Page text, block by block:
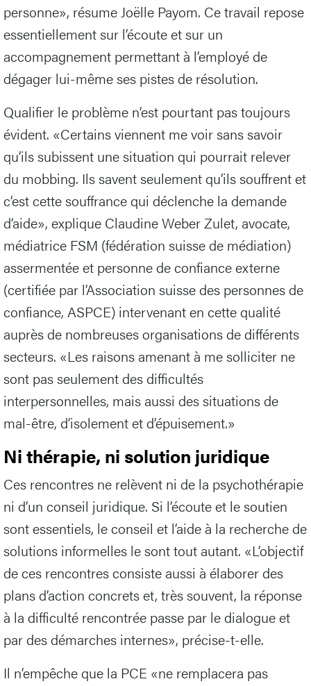
personne», résume Joëlle Payom. Ce travail repose
essentiellement sur l’écoute et sur un
accompagnement permettant à l’employé de
dégager lui-même ses pistes de résolution.
Qualifier le problème n’est pourtant pas toujours
évident. «Certains viennent me voir sans savoir
qu’ils subissent une situation qui pourrait relever
du mobbing. Ils savent seulement qu’ils souffrent et
c’est cette souffrance qui déclenche la demande
d’aide», explique Claudine Weber Zulet, avocate,
médiatrice FSM (fédération suisse de médiation)
assermentée et personne de confiance externe
(certifiée par l’Association suisse des personnes de
confiance, ASPCE) intervenant en cette qualité
auprès de nombreuses organisations de différents
secteurs. «Les raisons amenant à me solliciter ne
sont pas seulement des difficultés
interpersonnelles, mais aussi des situations de
mal-être, d’isolement et d’épuisement.»
Ni thérapie, ni solution juridique
Ces rencontres ne relèvent ni de la psychothérapie
ni d’un conseil juridique. Si l’écoute et le soutien
sont essentiels, le conseil et l’aide à la recherche de
solutions informelles le sont tout autant. «L’objectif
de ces rencontres consiste aussi à élaborer des
plans d’action concrets et, très souvent, la réponse
à la difficulté rencontrée passe par le dialogue et
par des démarches internes», précise-t-elle.
Il n’empêche que la PCE «ne remplacera pas